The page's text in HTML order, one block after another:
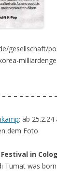
gesellschaft/
– – – – – – – –
: ab
dem Foto
Festival in
Tumat was